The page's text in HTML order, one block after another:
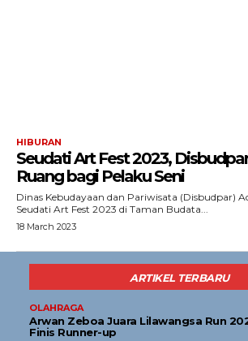
Indeks Artikel
HIBURAN
Seudati Art Fest 2023,
Ruang bagi Pelaku Seni
Dinas Kebudayaan dan Pariwisata (Disbudpar)
Seudati Art Fest 2023 di Taman Budata...
18 March 2023
ARTIKEL TERBARU
OLAHRAGA
Arwan Zeboa Juara Lilawangsa Run
Finis Runner-up